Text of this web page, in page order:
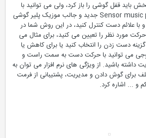
قفل گوشی را باز کرد، ولی می توانید با
نصب این برنامه Sensor music player جدید و جالب موزیک پلیر گوشی
علائم دست کنترل کنید، در این روش شما در
مورد نظر را تعیین می کنید، برای مثال می
دست زدن را انتخاب کنید یا برای کاهش یا
می توانید با حرکت دست به سمت راست و
باشید. از ویژگی های نرم افزار می توان به
راه مختلف برای گوش دادن و مدیریت، پشتیبانی از فرمت
... اشاره کرد.